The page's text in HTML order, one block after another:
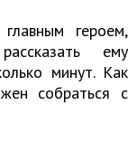
героем,
ему
минут. Как
собраться с